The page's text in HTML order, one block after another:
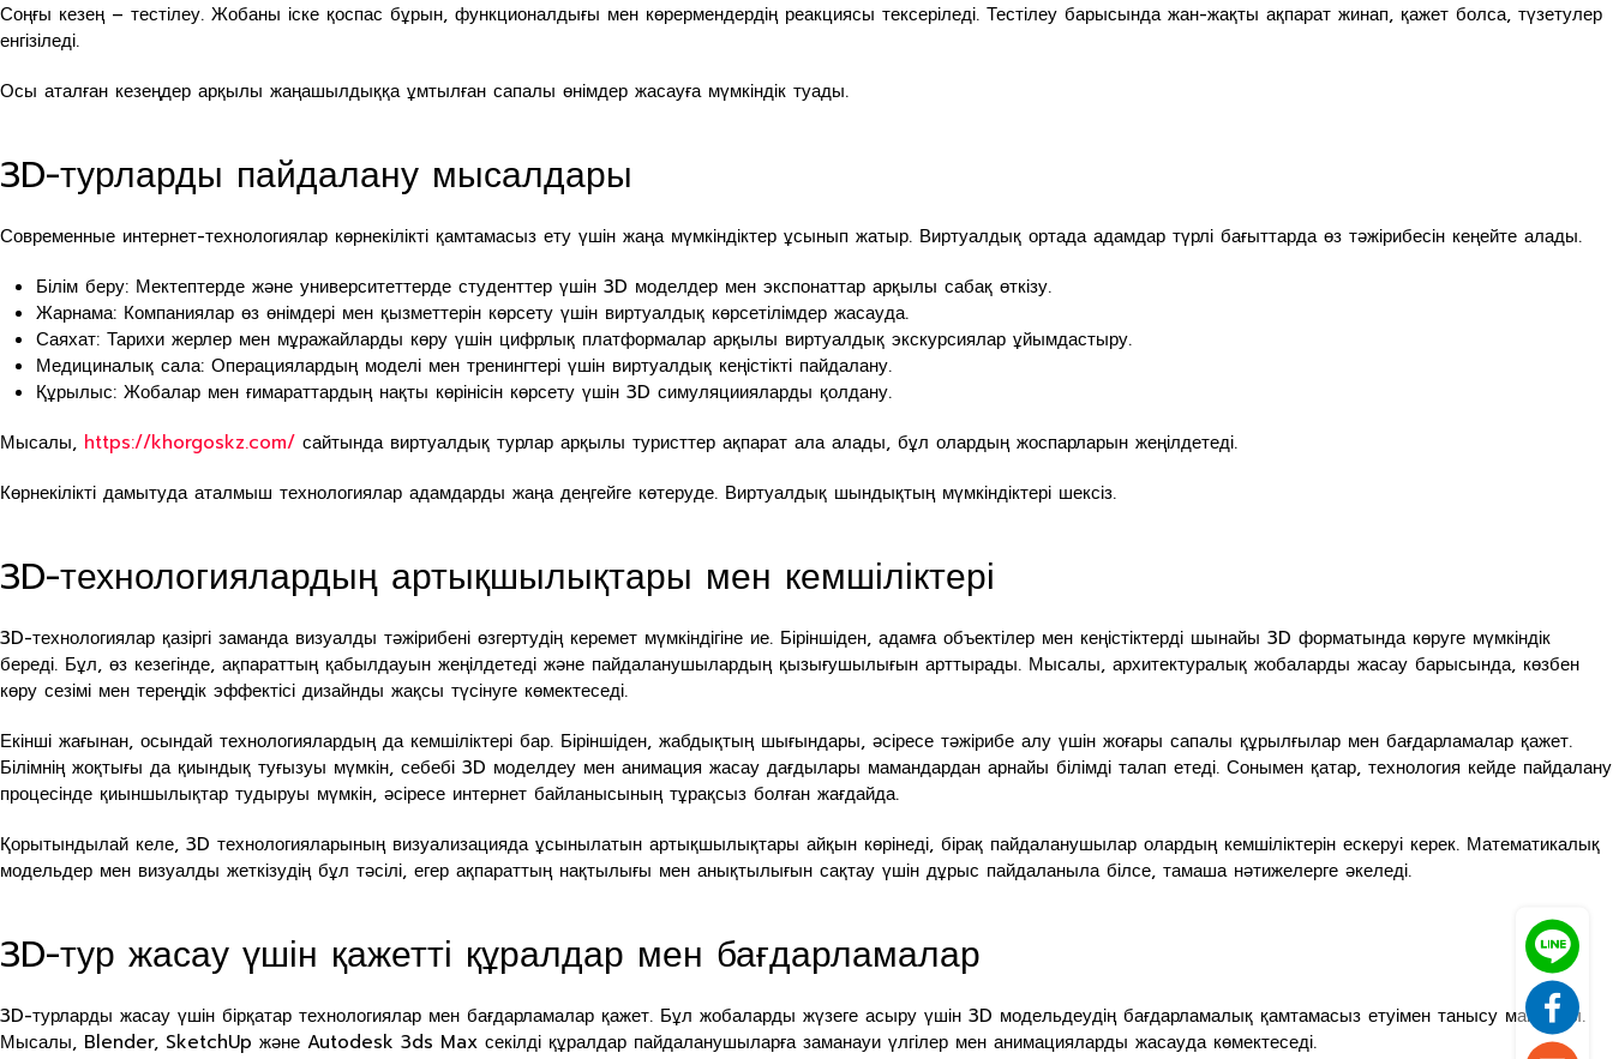
Соңғы кезең – тестілеу. Жобаны іске қоспас бұрын, функционалдығы мен көрермендердің реакциясы тексеріледі. Тестілеу барысында жан-жақты ақпарат жинап, қажет болса, түзетулер
енгізіледі.
Осы аталған кезеңдер арқылы жаңашылдыққа ұмтылған сапалы өнімдер жасауға мүмкіндік туады.
3D-турларды пайдалану мысалдары
Современные интернет-технологиялар көрнекілікті қамтамасыз ету үшін жаңа мүмкіндіктер ұсынып жатыр. Виртуалдық ортада адамдар түрлі бағыттарда өз тәжірибесін кеңейте алады.
Білім беру: Мектептерде және университеттерде студенттер үшін 3D моделдер мен экспонаттар арқылы сабақ өткізу.
Жарнама: Компаниялар өз өнімдері мен қызметтерін көрсету үшін виртуалдық көрсетілімдер жасауда.
Саяхат: Тарихи жерлер мен мұражайларды көру үшін цифрлық платформалар арқылы виртуалдық экскурсиялар ұйымдастыру.
Медициналық сала: Операциялардың моделі мен тренингтері үшін виртуалдық кеңістікті пайдалану.
Құрылыс: Жобалар мен ғимараттардың нақты көрінісін көрсету үшін 3D симуляциияларды қолдану.
Мысалы, https://khorgoskz.com/ сайтында виртуалдық турлар арқылы туристтер ақпарат ала алады, бұл олардың жоспарларын жеңілдетеді.
Көрнекілікті дамытуда аталмыш технологиялар адамдарды жаңа деңгейге көтеруде. Виртуалдық шындықтың мүмкіндіктері шексіз.
3D-технологиялардың артықшылықтары мен кемшіліктері
3D-технологиялар қазіргі заманда визуалды тәжірибені өзгертудің керемет мүмкіндігіне ие. Біріншіден, адамға объектілер мен кеңістіктерді шынайы 3D форматында көруге мүмкіндік
береді. Бұл, өз кезегінде, ақпараттың қабылдауын жеңілдетеді және пайдаланушылардың қызығушылығын арттырады. Мысалы, архитектуралық жобаларды жасау барысында, көзбен
көру сезімі мен тереңдік эффектісі дизайнды жақсы түсінуге көмектеседі.
Екінші жағынан, осындай технологиялардың да кемшіліктері бар. Біріншіден, жабдықтың шығындары, әсіресе тәжірибе алу үшін жоғары сапалы құрылғылар мен бағдарламалар қажет.
Білімнің жоқтығы да қиындық туғызуы мүмкін, себебі 3D моделдеу мен анимация жасау дағдылары мамандардан арнайы білімді талап етеді. Сонымен қатар, технология кейде пайдалану
процесінде қиыншылықтар тудыруы мүмкін, әсіресе интернет байланысының тұрақсыз болған жағдайда.
Қорытындылай келе, 3D технологияларының визуализацияда ұсынылатын артықшылықтары айқын көрінеді, бірақ пайдаланушылар олардың кемшіліктерін ескеруі керек. Математикалық
модельдер мен визуалды жеткізудің бұл тәсілі, егер ақпараттың нақтылығы мен анықтылығын сақтау үшін дұрыс пайдаланыла білсе, тамаша нәтижелерге әкеледі.
3D-тур жасау үшін қажетті құралдар мен бағдарламалар
3D-турларды жасау үшін бірқатар технологиялар мен бағдарламалар қажет. Бұл жобаларды жүзеге асыру үшін 3D модельдеудің бағдарламалық қамтамасыз етуімен танысу маңызды.
Мысалы, Blender, SketchUp және Autodesk 3ds Max секілді құралдар пайдаланушыларға заманауи үлгілер мен анимацияларды жасауда көмектеседі.